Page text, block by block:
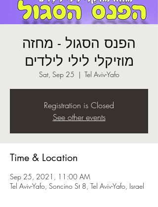
הפנס הסגול - מחזה
מוזיקלי לילי לילדים
Sat, Sep 25
  |
Tel Aviv-Yafo
Registration is Closed
See other events
Time & Location
Sep 25, 2021, 11:00 AM
Tel Aviv-Yafo, Soncino St 8, Tel Aviv-Yafo, Israel